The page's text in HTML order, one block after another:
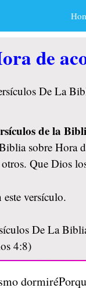
de
de la
sobre Hora
Que Dios
versículo.